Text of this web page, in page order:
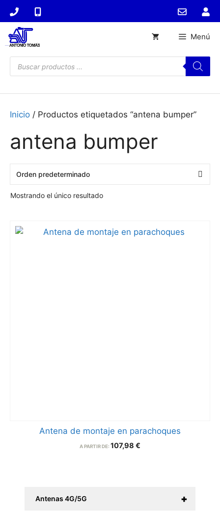
Saltar
contenido
Búsqueda
de
productos
Menú
Inicio / Productos etiquetados “antena bumper”
antena bumper
Mostrando el único resultado
Antena de montaje en parachoques
A PARTIR DE: 107,98 €
+
Antenas 4G/5G